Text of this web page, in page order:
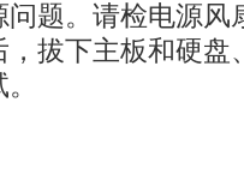
题。请检电源风
拔下主板和硬盘